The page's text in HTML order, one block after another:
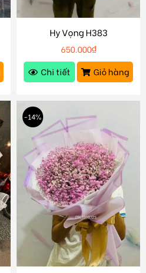
Hy Vọng H383
650.000₫
Chi tiết
Giỏ hàng
-14%